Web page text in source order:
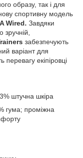
образу, так і для
спортивну модель
Wired. Завдяки
зручній,
забезпечують
варіант для
перевагу екіпіровці
штучна шкіра
гума; проміжна